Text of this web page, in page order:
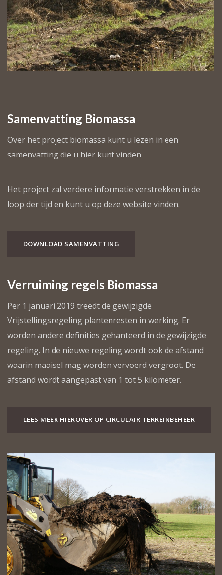
Samenvatting Biomassa
Over het project biomassa kunt u lezen in een
samenvatting die u hier kunt vinden.
Het project zal verdere informatie verstrekken in de
loop der tijd en kunt u op deze website vinden.
DOWNLOAD SAMENVATTING
Verruiming regels Biomassa
Per 1 januari 2019 treedt de gewijzigde
Vrijstellingsregeling plantenresten in werking. Er
worden andere definities gehanteerd in de gewijzigde
regeling. In de nieuwe regeling wordt ook de afstand
waarin maaisel mag worden vervoerd vergroot. De
afstand wordt aangepast van 1 tot 5 kilometer.
LEES MEER HIEROVER OP CIRCULAIR TERREINBEHEER